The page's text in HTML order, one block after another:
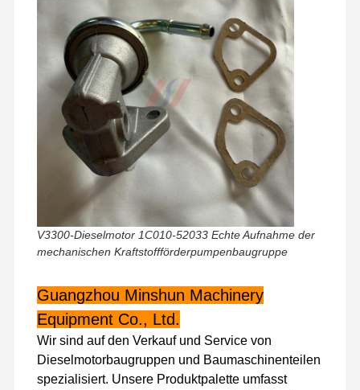
Zu Hause VR-Show Über Uns
Werksbesicht
Igung
Qualitätskont
Rolle
Kontakt Mit
Neuigkeiten
V3300-Dieselmotor 1C010-52033 Echte Aufnahme der
mechanischen Kraftstoffförderpumpenbaugruppe
Guangzhou Minshun Machinery
Equipment Co., Ltd.
Wir sind auf den Verkauf und Service von
Dieselmotorbaugruppen und Baumaschinenteilen
spezialisiert. Unsere Produktpalette umfasst